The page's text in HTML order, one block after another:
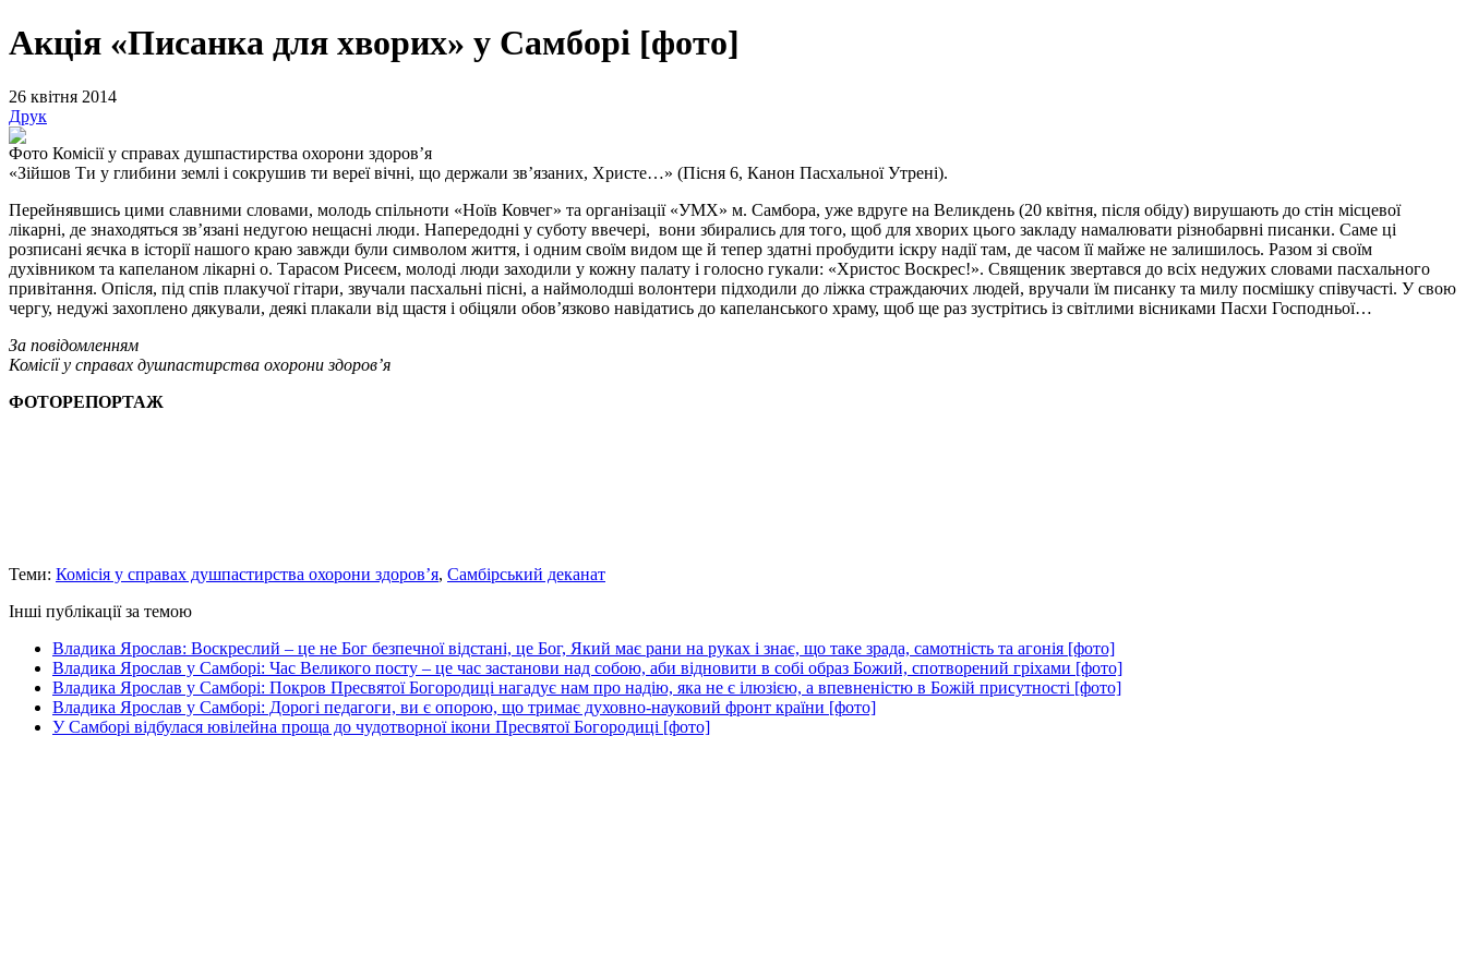
Акція «Писанка для хворих» у Самборі [фото]
26 квітня 2014
Друк
Фото Комісії у справах душпастирства охорони здоров’я
«Зійшов Ти у глибини землі і сокрушив ти вереї вічні, що держали зв’язаних, Христе…» (Пісня 6, Канон Пасхальної Утрені).
Перейнявшись цими славними словами, молодь спільноти «Ноїв Ковчег» та організації «УМХ» м. Самбора, уже вдруге на Великдень (20 квітня, після обіду) вирушають до стін місцевої
лікарні, де знаходяться зв’язані недугою нещасні люди. Напередодні у суботу ввечері, вони збирались для того, щоб для хворих цього закладу намалювати різнобарвні писанки. Саме ці
розписані яєчка в історії нашого краю завжди були символом життя, і одним своїм видом ще й тепер здатні пробудити іскру надії там, де часом її майже не залишилось. Разом зі своїм
духівником та капеланом лікарні о. Тарасом Рисеєм, молоді люди заходили у кожну палату і голосно гукали: «Христос Воскрес!». Священик звертався до всіх недужих словами пасхального
привітання. Опісля, під спів плакучої гітари, звучали пасхальні пісні, а наймолодші волонтери підходили до ліжка страждаючих людей, вручали їм писанку та милу посмішку співучасті. У свою
чергу, недужі захоплено дякували, деякі плакали від щастя і обіцяли обов’язково навідатись до капеланського храму, щоб ще раз зустрітись із світлими вісниками Пасхи Господньої…
За повідомленням
Комісії у справах душпастирства охорони здоров’я
ФОТОРЕПОРТАЖ
Теми: Комісія у справах душпастирства охорони здоров’я, Самбірський деканат
Інші публікації за темою
Владика Ярослав: Воскреслий – це не Бог безпечної відстані, це Бог, Який має рани на руках і знає, що таке зрада, самотність та агонія [фото]
Владика Ярослав у Самборі: Час Великого посту – це час застанови над собою, аби відновити в собі образ Божий, спотворений гріхами [фото]
Владика Ярослав у Самборі: Покров Пресвятої Богородиці нагадує нам про надію, яка не є ілюзією, а впевненістю в Божій присутності [фото]
Владика Ярослав у Самборі: Дорогі педагоги, ви є опорою, що тримає духовно-науковий фронт країни [фото]
У Самборі відбулася ювілейна проща до чудотворної ікони Пресвятої Богородиці [фото]